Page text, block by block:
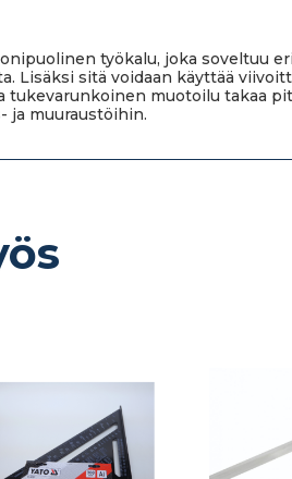
työkalu, joka soveltuu
Lisäksi sitä voidaan käyttää
tukevarunkoinen muotoilu takaa
ja muuraustöihin.